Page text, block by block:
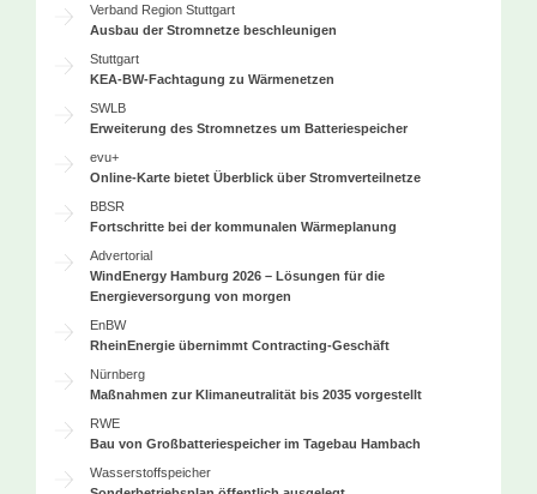
Verband Region Stuttgart
Ausbau der Stromnetze beschleunigen
Stuttgart
KEA-BW-Fachtagung zu Wärmenetzen
SWLB
Erweiterung des Stromnetzes um Batteriespeicher
evu+
Online-Karte bietet Überblick über Stromverteilnetze
BBSR
Fortschritte bei der kommunalen Wärmeplanung
Advertorial
WindEnergy Hamburg 2026 – Lösungen für die
Energieversorgung von morgen
EnBW
RheinEnergie übernimmt Contracting-Geschäft
Nürnberg
Maßnahmen zur Klimaneutralität bis 2035 vorgestellt
RWE
Bau von Großbatteriespeicher im Tagebau Hambach
Wasserstoffspeicher